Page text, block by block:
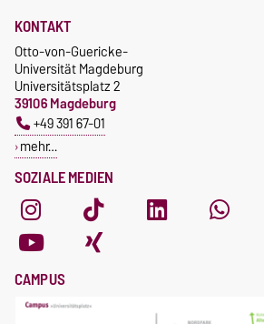
SOZIALE MEDIEN
KONTAKT
Otto-von-Guericke-
Universität Magdeburg
Universitätsplatz 2
39106 Magdeburg
+49 391 67-01
mehr…
CAMPUS